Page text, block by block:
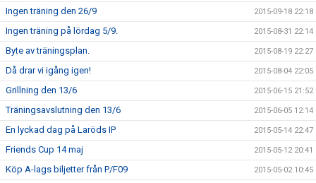
Ingen träning den 26/9 2015-09-18 22:18
Ingen träning på lördag 5/9. 2015-08-31 22:14
Byte av träningsplan. 2015-08-19 22:27
Då drar vi igång igen! 2015-08-04 22:05
Grillning den 13/6 2015-06-15 21:52
Träningsavslutning den 13/6 2015-06-05 12:14
En lyckad dag på Laröds IP 2015-05-14 22:47
Friends Cup 14 maj 2015-05-12 20:41
Köp A-lags biljetter från P/F09 2015-05-02 10:45